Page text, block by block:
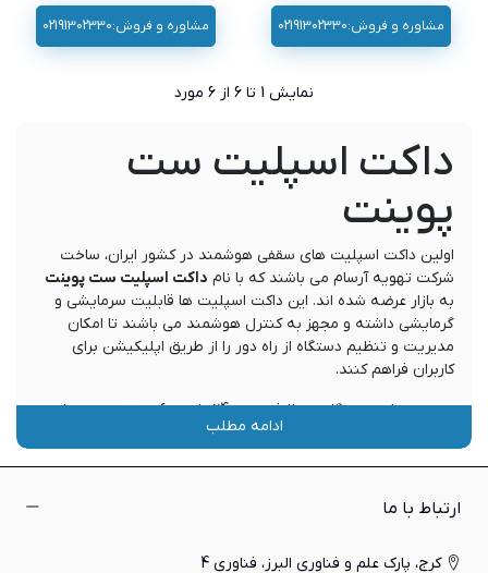
مشاوره و فروش:02191302330 مشاوره و فروش:02191302330
نمایش 1 تا 6 از 6 مورد
داکت اسپلیت ست
پوینت
اولین داکت اسپلیت های سقفی هوشمند در کشور ایران، ساخت
شرکت تهویه آرسام می باشند که با نام داکت اسپلیت ست پوینت
به بازار عرضه شده اند. این داکت اسپلیت ها قابلیت سرمایشی و
گرمایشی داشته و مجهز به کنترل هوشمند می باشند تا امکان
مدیریت و تنظیم دستگاه از راه دور را از طریق اپلیکیشن برای
کاربران فراهم کنند.
همچنین این دستگاه، در ظرفیت 24000 تا 60000 بی تی یو بر ساعت
تولید می گردد تا بتواند در انواع محیط های مسکونی، تجاری و
است تا با افزایش تبادل حرارت، بازده انرژی دستگاه را به حداکثر
ادامه مطلب
ارتباط با ما
کرج، پارک علم و فناوری البرز، فناوری 4